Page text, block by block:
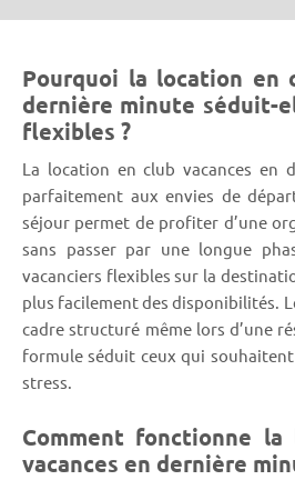
Pourquoi la location en
dernière minute séduit-
flexibles ?
La location en club vacances en
parfaitement aux envies de
séjour permet de profiter d’une
sans passer par une longue
vacanciers flexibles sur la
plus facilement des disponibilités.
cadre structuré même lors d’une
formule séduit ceux qui
stress.
Comment fonctionne
vacances en dernière